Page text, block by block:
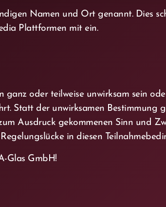
Namen und Ort genannt. Dies
Plattformen mit ein.
ganz oder teilweise unwirksam sein
Statt der unwirksamen Bestimmung
Ausdruck gekommenen Sinn und
in diesen
Glas GmbH!